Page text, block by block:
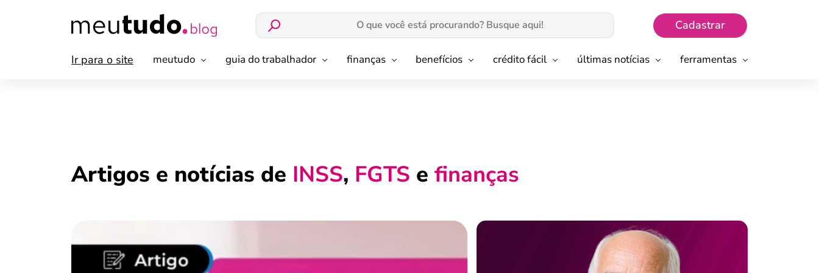
Cadastrar
Ir para o site meutudo guia do trabalhador finanças benefícios crédito fácil últimas notícias ferramentas
Artigos e notícias de INSS, FGTS e finanças